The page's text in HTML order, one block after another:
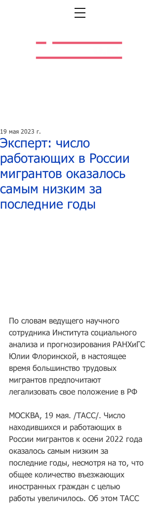
Эксперт: число
работающих в России
мигрантов оказалось
самым низким за
последние годы
19 мая 2023 г.
По словам ведущего научного
сотрудника Института социального
анализа и прогнозирования РАНХиГС
Юлии Флоринской, в настоящее
время большинство трудовых
мигрантов предпочитают
легализовать свое положение в РФ
МОСКВА, 19 мая. /ТАСС/. Число
находившихся и работающих в
России мигрантов к осени 2022 года
оказалось самым низким за
последние годы, несмотря на то, что
общее количество въезжающих
иностранных граждан с целью
работы увеличилось. Об этом ТАСС